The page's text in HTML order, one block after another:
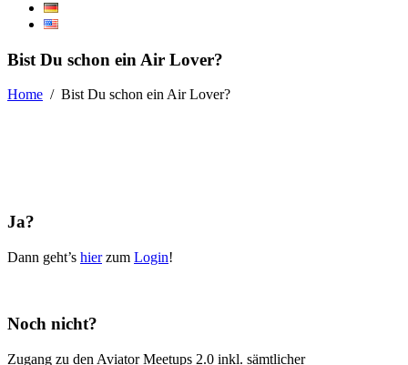
Bist Du schon ein Air Lover?
Home / Bist Du schon ein Air Lover?
Ja?
Dann geht’s hierzum Login!
Noch nicht?
Zugang zu den Aviator Meetups 2.0 inkl. sämtlicher